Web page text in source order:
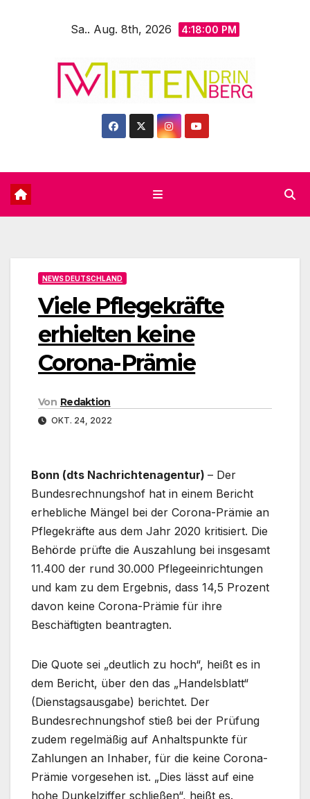
Sa.. Aug. 8th, 2026 4:18:02 PM
NEWS DEUTSCHLAND
Viele Pflegekräfte
erhielten keine
Corona-Prämie
Von Redaktion
OKT. 24, 2022
Bonn (dts Nachrichtenagentur) – Der
Bundesrechnungshof hat in einem Bericht
erhebliche Mängel bei der Corona-Prämie an
Pflegekräfte aus dem Jahr 2020 kritisiert. Die
Behörde prüfte die Auszahlung bei insgesamt
11.400 der rund 30.000 Pflegeeinrichtungen
und kam zu dem Ergebnis, dass 14,5 Prozent
davon keine Corona-Prämie für ihre
Beschäftigten beantragten.
Die Quote sei „deutlich zu hoch“, heißt es in
dem Bericht, über den das „Handelsblatt“
(Dienstagsausgabe) berichtet. Der
Bundesrechnungshof stieß bei der Prüfung
zudem regelmäßig auf Anhaltspunkte für
Zahlungen an Inhaber, für die keine Corona-
Prämie vorgesehen ist. „Dies lässt auf eine
hohe Dunkelziffer schließen“, heißt es.